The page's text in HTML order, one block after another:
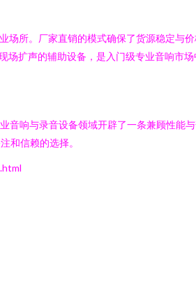
场所。厂家直销的模式确保了货源稳定与
扩声的辅助设备，是入门级专业音响市
音响与录音设备领域开辟了一条兼顾性能
和信赖的选择。